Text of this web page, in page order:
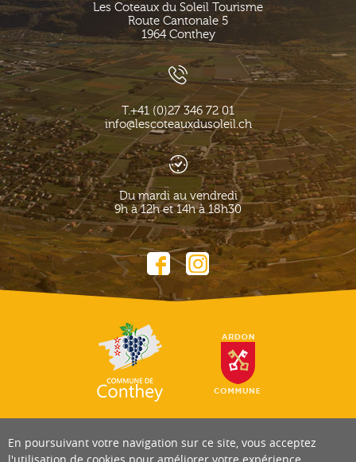
Les Coteaux du Soleil Tourisme
Route Cantonale 5
1964 Conthey
T.+41 (0)27 346 72 01
info@lescoteauxdusoleil.ch
Du mardi au vendredi
9h à 12h et 14h à 18h30
En poursuivant votre navigation sur ce site, vous acceptez